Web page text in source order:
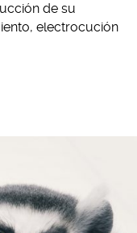
de su
electrocución